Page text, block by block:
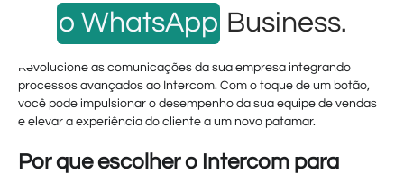
o WhatsApp Business.
Revolucione as comunicações da sua empresa integrando
processos avançados ao Intercom. Com o toque de um botão,
você pode impulsionar o desempenho da sua equipe de vendas
e elevar a experiência do cliente a um novo patamar.
Por que escolher o Intercom para